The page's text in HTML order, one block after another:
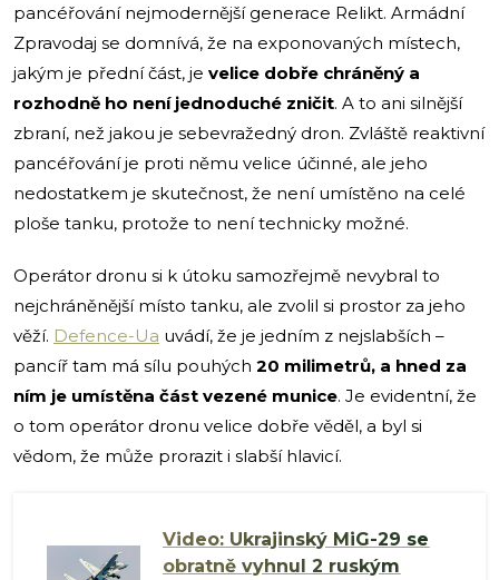
pancéřování nejmodernější generace Relikt. Armádní
Zpravodaj se domnívá, že na exponovaných místech,
jakým je přední část, je velice dobře chráněný a
rozhodně ho není jednoduché zničit. A to ani silnější
zbraní, než jakou je sebevražedný dron. Zvláště reaktivní
pancéřování je proti němu velice účinné, ale jeho
nedostatkem je skutečnost, že není umístěno na celé
ploše tanku, protože to není technicky možné.
Operátor dronu si k útoku samozřejmě nevybral to
nejchráněnější místo tanku, ale zvolil si prostor za jeho
věží. Defence-Ua uvádí, že je jedním z nejslabších –
pancíř tam má sílu pouhých 20 milimetrů, a hned za
ním je umístěna část vezené munice. Je evidentní, že
o tom operátor dronu velice dobře věděl, a byl si
vědom, že může prorazit i slabší hlavicí.
Video: Ukrajinský MiG-29 se
obratně vyhnul 2 ruským